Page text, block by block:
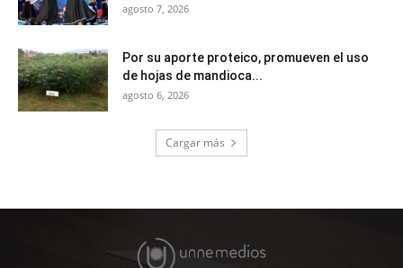
agosto 7, 2026
Por su aporte proteico, promueven el uso
de hojas de mandioca...
agosto 6, 2026
Cargar más